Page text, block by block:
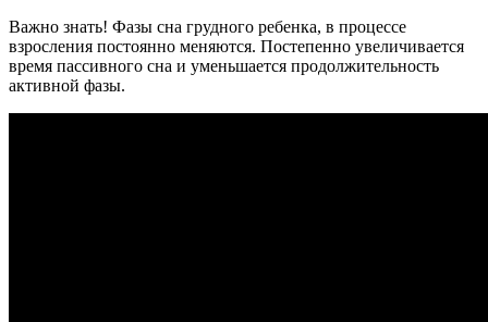
Важно знать! Фазы сна грудного ребенка, в процессе
взросления постоянно меняются. Постепенно увеличивается
время пассивного сна и уменьшается продолжительность
активной фазы.